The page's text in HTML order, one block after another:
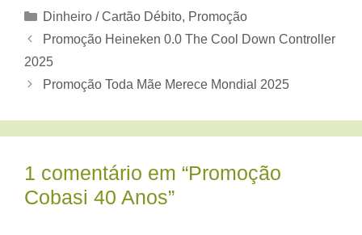
Categorias
Dinheiro / Cartão Débito, Promoção
Promoção Heineken 0.0 The Cool Down Controller
2025
Promoção Toda Mãe Merece Mondial 2025
1 comentário em “Promoção
Cobasi 40 Anos”